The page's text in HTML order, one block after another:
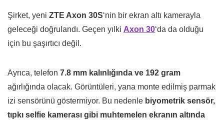
Şirket, yeni ZTE Axon 30S‘nin bir ekran altı kamerayla
geleceği doğrulandı. Geçen yılki Axon 30‘da da olduğu
için bu şaşırtıcı değil.
Ayrıca, telefon 7.8 mm kalınlığında ve 192 gram
ağırlığında olacak. Görüntüleri, yana monte edilmiş parmak
izi sensörünü göstermiyor. Bu nedenle biyometrik sensör,
tıpkı selfie kamerası gibi muhtemelen ekranın altında